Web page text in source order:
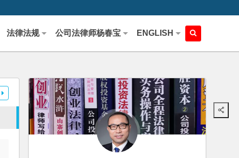
法律法规 公司法律师杨春宝 ENGLISH